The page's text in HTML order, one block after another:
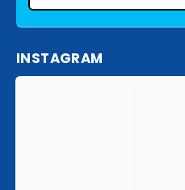
INSTAGRAM